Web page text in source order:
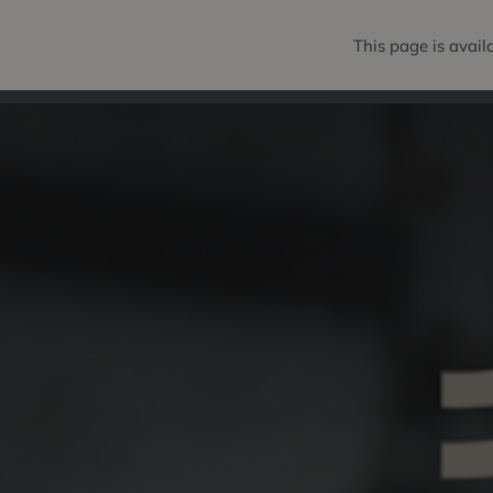
This page is